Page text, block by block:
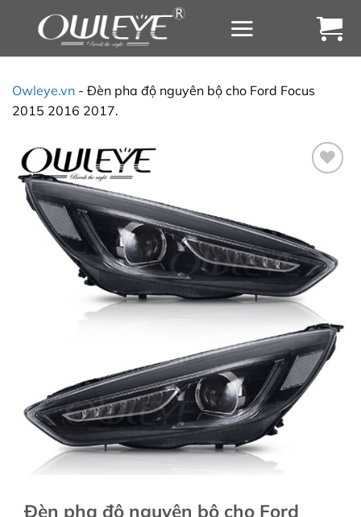
Owleye.vn - Đèn pha độ nguyên bộ cho Ford Focus
2015 2016 2017.
Đèn pha độ nguyên bộ cho Ford